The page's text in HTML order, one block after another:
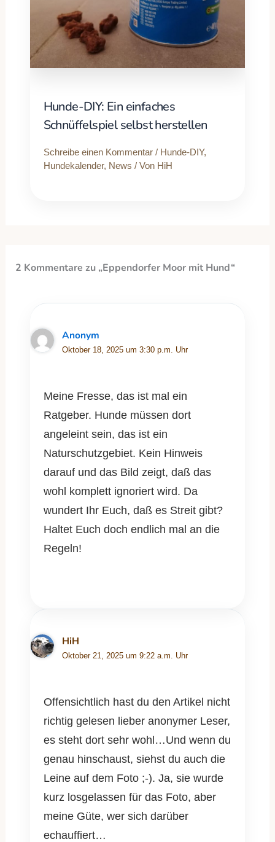
Hunde-DIY: Ein einfaches
Schnüffelspiel selbst herstellen
Schreibe einen Kommentar / Hunde-DIY,
Hundekalender, News / Von HiH
2 Kommentare zu „Eppendorfer Moor mit Hund“
Anonym
Oktober 18, 2025 um 3:30 p.m. Uhr
Meine Fresse, das ist mal ein
Ratgeber. Hunde müssen dort
angeleint sein, das ist ein
Naturschutzgebiet. Kein Hinweis
darauf und das Bild zeigt, daß das
wohl komplett ignoriert wird. Da
wundert Ihr Euch, daß es Streit gibt?
Haltet Euch doch endlich mal an die
Regeln!
HiH
Oktober 21, 2025 um 9:22 a.m. Uhr
Offensichtlich hast du den Artikel nicht
richtig gelesen lieber anonymer Leser,
es steht dort sehr wohl…Und wenn du
genau hinschaust, siehst du auch die
Leine auf dem Foto ;-). Ja, sie wurde
kurz losgelassen für das Foto, aber
meine Güte, wer sich darüber
echauffiert…